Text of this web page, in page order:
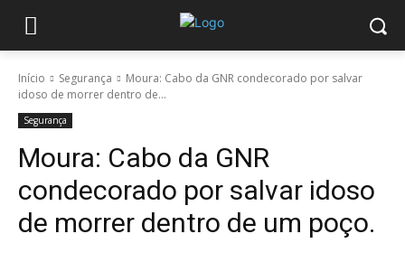
Início Segurança
Moura: Cabo da GNR condecorado por salvar
idoso de morrer dentro de...
Segurança
Moura: Cabo da GNR
condecorado por salvar idoso
de morrer dentro de um poço.